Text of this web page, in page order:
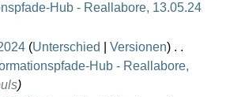
Hub - Reallabore, 13.05.24
Unterschied
Versionen
Hub - Reallabore,